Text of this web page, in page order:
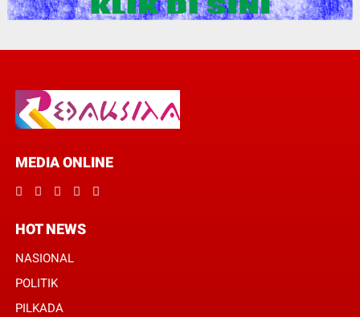
MEDIA ONLINE
HOT NEWS
NASIONAL
POLITIK
PILKADA